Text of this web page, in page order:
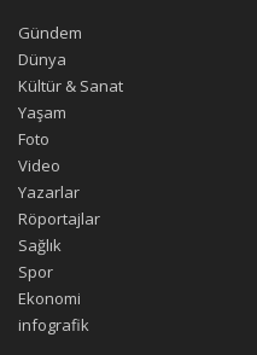
Gündem
Dünya
Kültür & Sanat
Yaşam
Foto
Video
Yazarlar
Röportajlar
Sağlık
Spor
Ekonomi
infografik